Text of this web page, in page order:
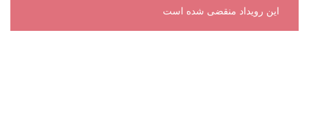
این رویداد منقضی شده است